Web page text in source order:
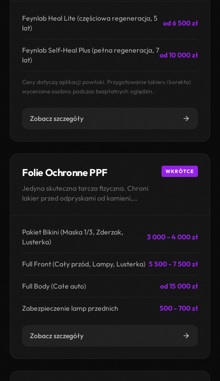
Feynlab Heal Lite (częściowa regeneracja, 5
lat)
od 6 500 zł
Feynlab Self-Heal Plus (pełna regeneracja, 7
lat)
od 10 000 zł
Ceny dotyczą aplikacji powłoki. Przygotowanie lakieru (korekta)
wyceniane osobno podczas bezpłatnych oględzin.
Zobacz szczegóły
Folie Ochronne PPF
Jedyna skuteczna tarcza fizyczna. Chroni
lakier przed odpryskami od kamieni,
WKRÓTCE
Pakiet Bikini (Maska 1/3, Zderzak,
Lusterka)
3 000 - 4 000 zł
Full Front (Cały przód, Lampy, Lusterka) 5 500 - 7 500 zł
Full Body (Całe auto) od 15 000 zł
Zabezpieczenie lamp przednich 500 - 700 zł
Zobacz szczegóły